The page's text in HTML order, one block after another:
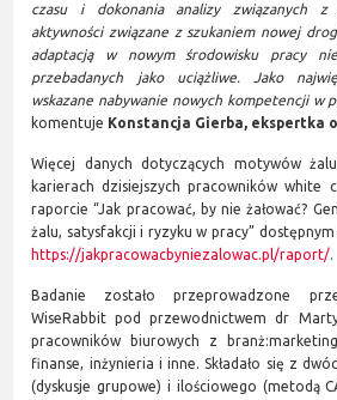
czasu i dokonania analizy związanych
aktywności związane z szukaniem nowej
adaptacją w nowym środowisku pracy
przebadanych jako uciążliwe. Jako
wskazane nabywanie nowych kompetencji w
komentuje Konstancja Gierba, ekspertka
Więcej danych dotyczących motywów
karierach dzisiejszych pracowników white
raporcie “Jak pracować, by nie żałować?
żalu, satysfakcji i ryzyku w pracy”
https://jakpracowacbyniezalowac.pl/raport/.
Badanie zostało przeprowadzone
WiseRabbit pod przewodnictwem dr
pracowników biurowych z
finanse, inżynieria i inne. Składało się z
(dyskusje grupowe) i ilościowego (metodą